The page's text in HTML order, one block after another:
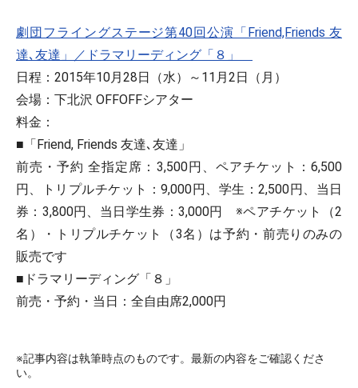
劇団フライングステージ第40回公演「Friend,Friends 友
達､友達」／ドラマリーディング「８」
日程：2015年10月28日（水）～11月2日（月）
会場：下北沢 OFFOFFシアター
料金：
■「Friend, Friends 友達､友達」
前売・予約 全指定席：3,500円、ペアチケット：6,500
円、トリプルチケット：9,000円、学生：2,500円、当日
券：3,800円、当日学生券：3,000円 ※ペアチケット（2
名）・トリプルチケット（3名）は予約・前売りのみの
販売です
■ドラマリーディング「８」
前売・予約・当日：全自由席2,000円
※記事内容は執筆時点のものです。最新の内容をご確認くださ
い。